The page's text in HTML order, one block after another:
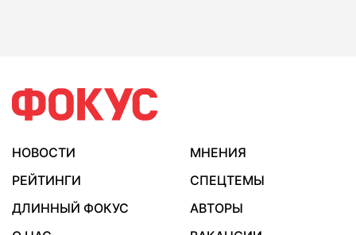
НОВОСТИ
МНЕНИЯ
РЕЙТИНГИ
СПЕЦТЕМЫ
ДЛИННЫЙ ФОКУС
АВТОРЫ